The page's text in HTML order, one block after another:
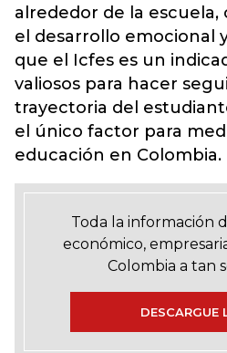
alrededor de la
el desarrollo emocional
que el Icfes es un
valiosos para hacer
trayectoria del
el único factor para
educación en Colombia.
Toda la información
económico,
Colombia a tan
DESCARGUE